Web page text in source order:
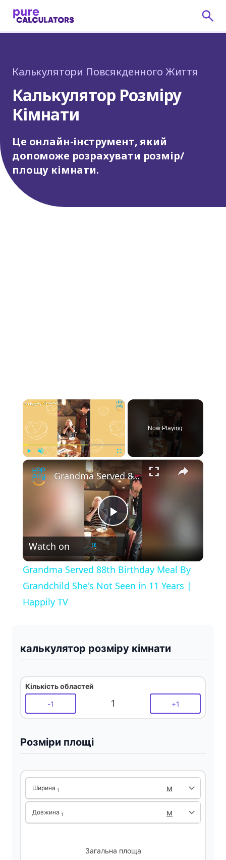
Калькулятори Повсякденного Життя
Калькулятор Розміру
Кімнати
Це онлайн-інструмент, який
допоможе розрахувати розмір/
площу кімнати.
×
Now Playing
×
P
l
a
V
i
d
o
Grandma Served 88th Birthday Meal By Grandchild She's Not Seen in 11 Years | Happily TV
Watch on
Grandma Served 88th Birthday Meal By
Grandchild She's Not Seen in 11 Years |
Happily TV
калькулятор розміру кімнати
Кількість областей
-1 1 +1
Розміри площі
Ширина 1
Довжина 1
Загальна площа